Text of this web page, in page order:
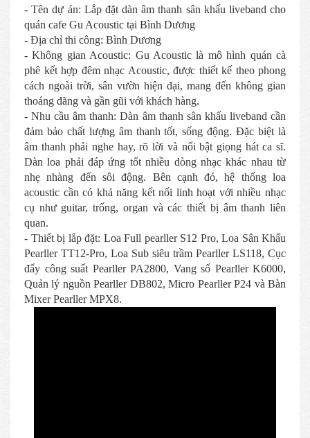
- Tên dự án: Lắp đặt dàn âm thanh sân khấu liveband cho
quán cafe Gu Acoustic tại Bình Dương
- Địa chỉ thi công: Bình Dương
- Không gian Acoustic: Gu Acoustic là mô hình quán cà
phê kết hợp đêm nhạc Acoustic, được thiết kế theo phong
cách ngoài trời, sân vườn hiện đại, mang đến không gian
thoáng đãng và gần gũi với khách hàng.
- Nhu cầu âm thanh: Dàn âm thanh sân khấu liveband cần
đảm bảo chất lượng âm thanh tốt, sống động. Đặc biệt là
âm thanh phải nghe hay, rõ lời và nổi bật giọng hát ca sĩ.
Dàn loa phải đáp ứng tốt nhiều dòng nhạc khác nhau từ
nhẹ nhàng đến sôi động. Bên cạnh đó, hệ thống loa
acoustic cần có khả năng kết nối linh hoạt với nhiều nhạc
cụ như guitar, trống, organ và các thiết bị âm thanh liên
quan.
- Thiết bị lắp đặt: Loa Full pearller S12 Pro, Loa Sân Khấu
Pearller TT12-Pro, Loa Sub siêu trầm Pearller LS118, Cục
đẩy công suất Pearller PA2800, Vang số Pearller K6000,
Quản lý nguồn Pearller DB802, Micro Pearller P24 và Bàn
Mixer Pearller MPX8.